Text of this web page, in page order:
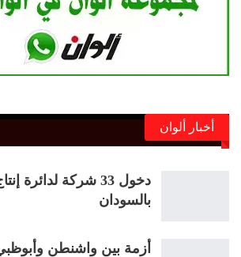
أخبار ألوان
دخول 33 شركة لدائرة
بالسودان
أزمة بين واشنطن